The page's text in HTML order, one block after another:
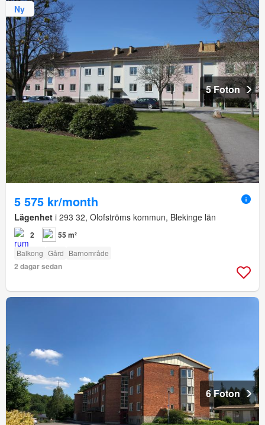
Ny
5 Foton
5 575 kr/month
Lägenhet i 293 32, Olofströms kommun, Blekinge län
2 55 m²
Balkong Gård Barnområde
2 dagar sedan
6 Foton